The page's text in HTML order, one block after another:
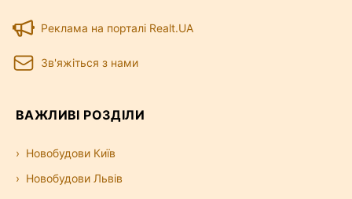
Реклама на порталі Realt.UA
Зв'яжіться з нами
ВАЖЛИВІ РОЗДІЛИ
Новобудови Київ
Новобудови Львів